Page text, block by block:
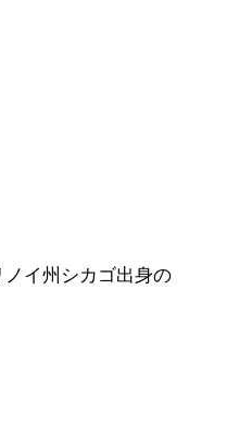
イ州シカゴ出身の